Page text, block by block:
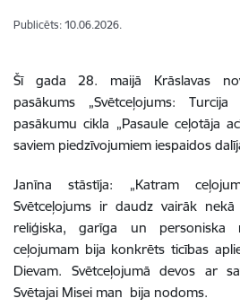
Publicēts: 10.06.2026.
Šī gada 28. maijā Krāslavas
pasākums „Svētceļojums:
pasākumu cikla „Pasaule ceļotāja
saviem piedzīvojumiem iespaidos
Janīna stāstīja: „Katram
Svētceļojums ir daudz vairāk
reliģiska, garīga un
ceļojumam bija konkrēts ticības
Dievam. Svētceļojumā devos ar
Svētajai Misei man bija nodoms.